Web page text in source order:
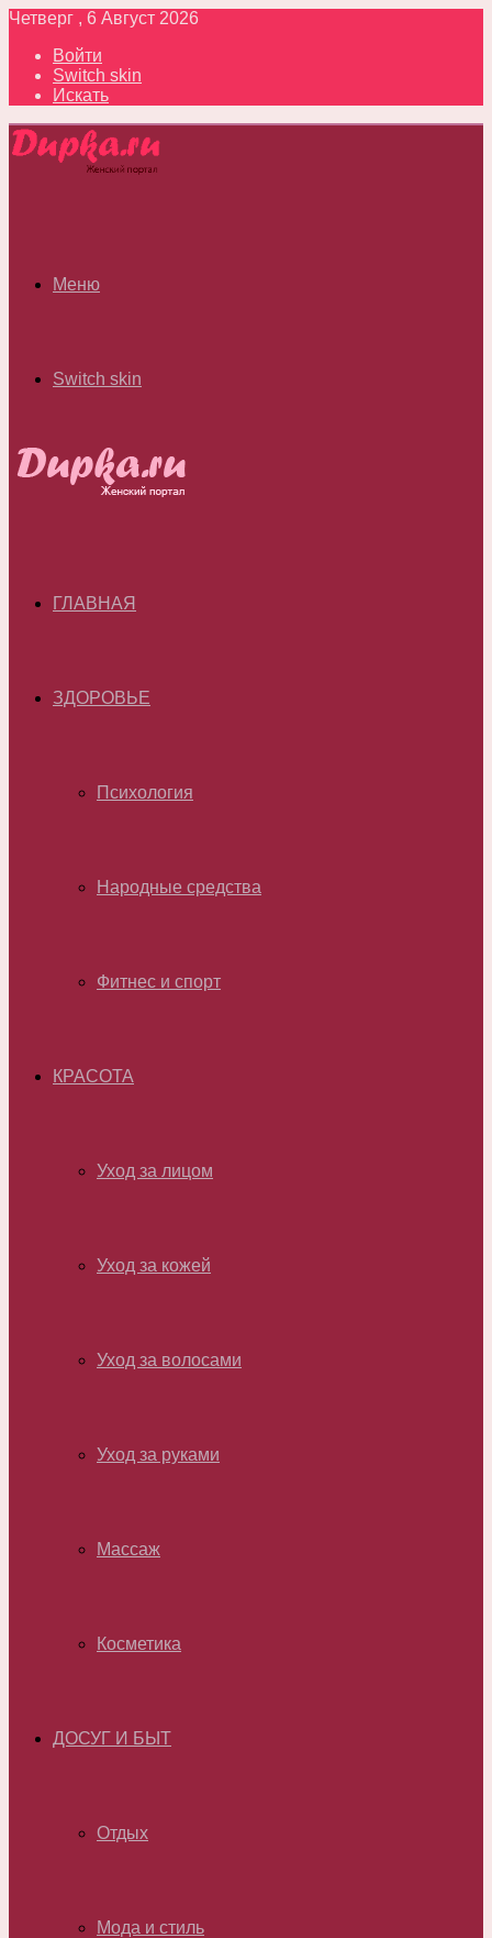
Четверг , 6 Август 2026
Войти
Switch skin
Искать
Меню
Switch skin
ГЛАВНАЯ
ЗДОРОВЬЕ
Психология
Народные средства
Фитнес и спорт
КРАСОТА
Уход за лицом
Уход за кожей
Уход за волосами
Уход за руками
Массаж
Косметика
ДОСУГ И БЫТ
Отдых
Мода и стиль